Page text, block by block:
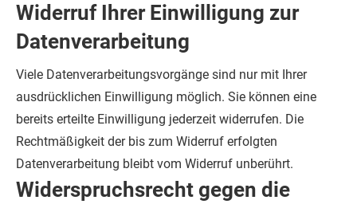
Widerruf Ihrer Einwilligung zur
Datenverarbeitung
Viele Datenverarbeitungsvorgänge sind nur mit Ihrer
ausdrücklichen Einwilligung möglich. Sie können eine
bereits erteilte Einwilligung jederzeit widerrufen. Die
Rechtmäßigkeit der bis zum Widerruf erfolgten
Datenverarbeitung bleibt vom Widerruf unberührt.
Widerspruchsrecht gegen die